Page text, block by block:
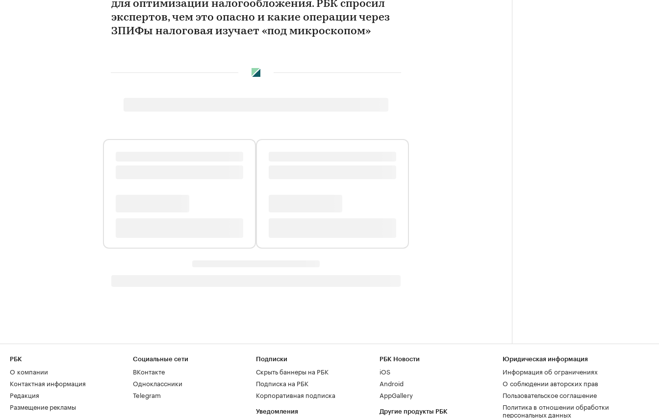
для оптимизации налогообложения. РБК спросил
экспертов, чем это опасно и какие операции через
ЗПИФы налоговая изучает «под микроскопом»
РБК
О компании
Контактная информация
Редакция
Размещение рекламы
Социальные сети
ВКонтакте
Одноклассники
Telegram
Подписки
Скрыть баннеры на РБК
Подписка на РБК
Корпоративная подписка
Уведомления
РБК Новости
iOS
Android
AppGallery
Другие продукты РБК
Юридическая информация
Информация об ограничениях
О соблюдении авторских прав
Пользовательское соглашение
Политика в отношении обработки
персональных данных